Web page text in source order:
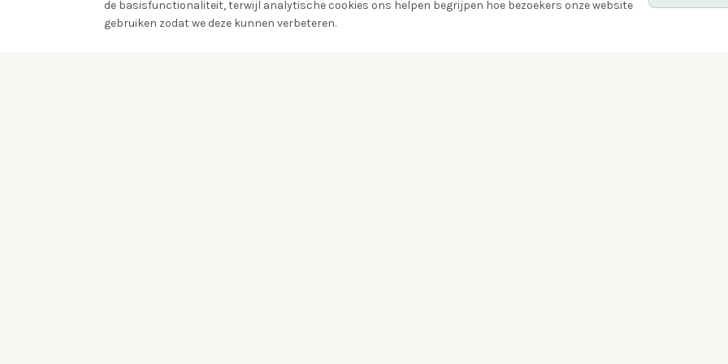
de basisfunctionaliteit, terwijl analytische cookies ons helpen begrijpen hoe bezoekers onze website
gebruiken zodat we deze kunnen verbeteren.